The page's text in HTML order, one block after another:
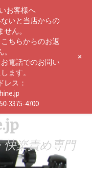
楽責め専門
お客様へ
いと当店からの
ん。
ちらからのお返
電話でのお問い
ます。
レス：
3375-4700
+